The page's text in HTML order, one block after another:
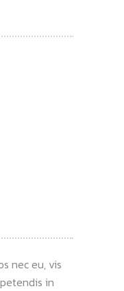
nec eu, vis
in